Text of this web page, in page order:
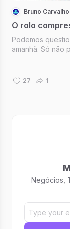
Bruno Carvalho
O rolo
Podemos
amanhã. Só não
27 1
Negócios,